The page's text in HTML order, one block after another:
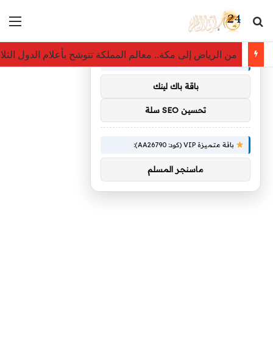
بحث عن
من الرياض إلى مكة.. معالم المملكة تتوشح بأعلام الدول
توصيات :
باقة متميزة VIP (كود: AA11138):
باقة باك لينك
تحسين SEO سلة
باقة متميزة VIP (كود: AA26790):
ماسنجر المسلم